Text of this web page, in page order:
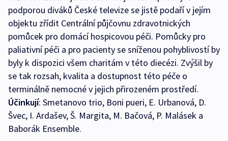
podporou diváků České televize se jistě podaří v jejím
objektu zřídit Centrální půjčovnu zdravotnických
pomůcek pro domácí hospicovou péči. Pomůcky pro
paliativní péči a pro pacienty se sníženou pohyblivostí by
byly k dispozici všem charitám v této diecézi. Zvýšil by
se tak rozsah, kvalita a dostupnost této péče o
terminálně nemocné v jejich přirozeném prostředí.
Účinkují: Smetanovo trio, Boni pueri, E. Urbanová, D.
Švec, I. Ardašev, Š. Margita, M. Bačová, P. Malásek a
Baborák Ensemble.